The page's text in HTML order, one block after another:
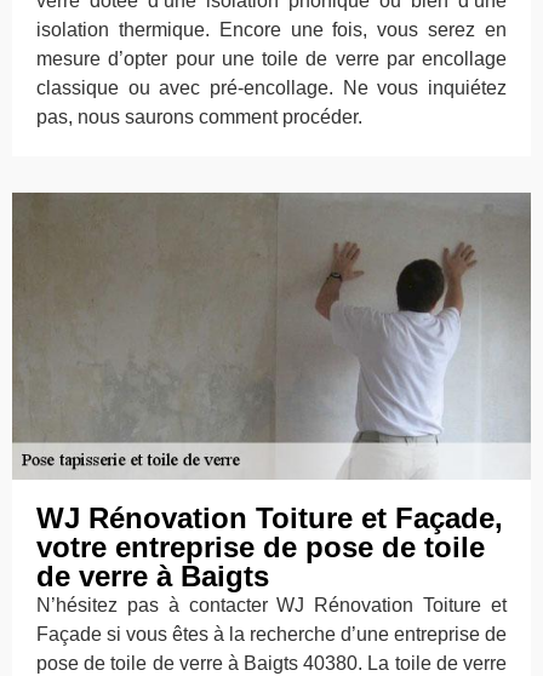
isolation thermique. Encore une fois, vous serez en
mesure d’opter pour une toile de verre par encollage
classique ou avec pré-encollage. Ne vous inquiétez
pas, nous saurons comment procéder.
WJ Rénovation Toiture et Façade,
votre entreprise de pose de toile
de verre à Baigts
N’hésitez pas à contacter WJ Rénovation Toiture et
Façade si vous êtes à la recherche d’une entreprise de
pose de toile de verre à Baigts 40380. La toile de verre